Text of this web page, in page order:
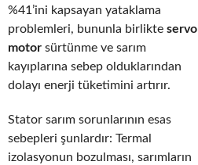
%41’ini kapsayan yataklama
problemleri, bununla birlikte servo
motor sürtünme ve sarım
kayıplarına sebep olduklarından
dolayı enerji tüketimini artırır.
Stator sarım sorunlarının esas
sebepleri şunlardır: Termal
izolasyonun bozulması, sarımların